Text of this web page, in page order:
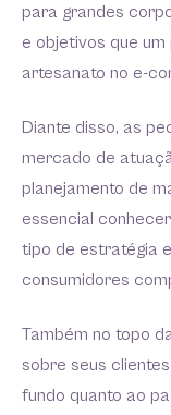
para grandes
e objetivos que
artesanato no e-
Diante disso, as
mercado de
planejamento de
essencial
tipo de estratégia
consumidores
Também no topo
sobre seus
fundo quanto ao